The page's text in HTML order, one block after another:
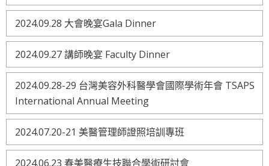
2024.09.28 大會晚宴Gala Dinner
2024.09.27 講師晚宴 Faculty Dinner
2024.09.28-29 台灣美容外科醫學會國際學術年會 TSAPS
International Annual Meeting
2024.07.20-21 美醫管理師證照培訓專班
2024.06.23 春美醫療生技聯合學術研討會